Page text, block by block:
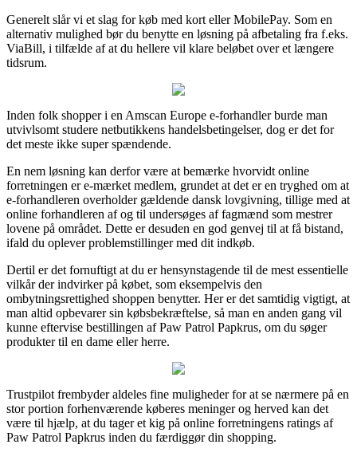
Generelt slår vi et slag for køb med kort eller MobilePay. Som en
alternativ mulighed bør du benytte en løsning på afbetaling fra f.eks.
ViaBill, i tilfælde af at du hellere vil klare beløbet over et længere
tidsrum.
Inden folk shopper i en Amscan Europe e-forhandler burde man
utvivlsomt studere netbutikkens handelsbetingelser, dog er det for
det meste ikke super spændende.
En nem løsning kan derfor være at bemærke hvorvidt online
forretningen er e-mærket medlem, grundet at det er en tryghed om at
e-forhandleren overholder gældende dansk lovgivning, tillige med at
online forhandleren af og til undersøges af fagmænd som mestrer
lovene på området. Dette er desuden en god genvej til at få bistand,
ifald du oplever problemstillinger med dit indkøb.
Dertil er det fornuftigt at du er hensynstagende til de mest essentielle
vilkår der indvirker på købet, som eksempelvis den
ombytningsrettighed shoppen benytter. Her er det samtidig vigtigt, at
man altid opbevarer sin købsbekræftelse, så man en anden gang vil
kunne eftervise bestillingen af Paw Patrol Papkrus, om du søger
produkter til en dame eller herre.
Trustpilot frembyder aldeles fine muligheder for at se nærmere på en
stor portion forhenværende køberes meninger og herved kan det
være til hjælp, at du tager et kig på online forretningens ratings af
Paw Patrol Papkrus inden du færdiggør din shopping.